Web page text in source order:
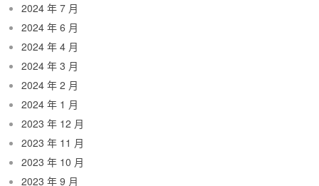
2024 年 7 月
2024 年 6 月
2024 年 4 月
2024 年 3 月
2024 年 2 月
2024 年 1 月
2023 年 12 月
2023 年 11 月
2023 年 10 月
2023 年 9 月